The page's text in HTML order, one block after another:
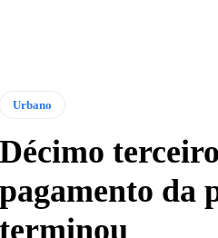
Urbano
Décimo
pagamento da
terminou